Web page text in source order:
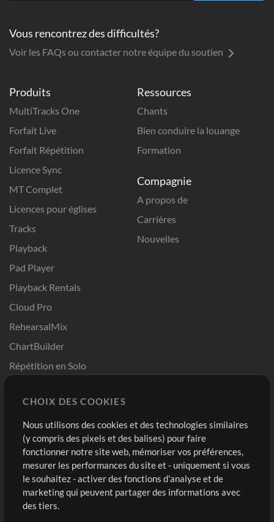
Produits
MultiTracks One
Forfait Live
Forfait Répétition
Licence Sync
MT Complet
Licences pour églises
Tracks
Playback
Pad Player
Playback Rentals
Cloud Pro
RehearsalMix
ChartBuilder
Répétition en Solo
Modèles ProPresenter
Sons
Ressources
Chants
Bien conduire la louange
Formation
Compagnie
A propos de
Carrières
Nouvelles
Boutique
Acheter des crédits
Contenu gratuit
Demander les pistes
Compte
Connexion
S'inscrire
Vous rencontrez des difficultés?
Voir les FAQs ou contacter notre équipe du soutien
CHOIX DES COOKIES
Nous utilisons des cookies et des technologies similaires
(y compris des pixels et des balises) pour faire
fonctionner notre site web, mémoriser vos préférences,
mesurer les performances du site et - uniquement si vous
le souhaitez - activer des fonctions d'analyse et de
marketing qui peuvent partager des informations avec
des tiers.